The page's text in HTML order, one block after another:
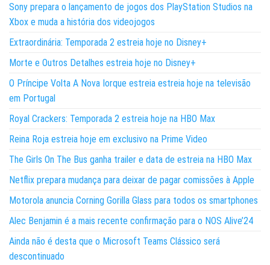
Sony prepara o lançamento de jogos dos PlayStation Studios na
Xbox e muda a história dos videojogos
Extraordinária: Temporada 2 estreia hoje no Disney+
Morte e Outros Detalhes estreia hoje no Disney+
O Príncipe Volta A Nova Iorque estreia estreia hoje na televisão
em Portugal
Royal Crackers: Temporada 2 estreia hoje na HBO Max
Reina Roja estreia hoje em exclusivo na Prime Video
The Girls On The Bus ganha trailer e data de estreia na HBO Max
Netflix prepara mudança para deixar de pagar comissões à Apple
Motorola anuncia Corning Gorilla Glass para todos os smartphones
Alec Benjamin é a mais recente confirmação para o NOS Alive’24
Ainda não é desta que o Microsoft Teams Clássico será
descontinuado